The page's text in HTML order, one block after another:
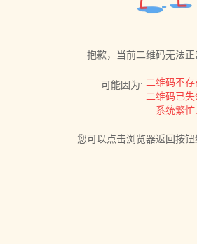
抱歉，当前二维码无法正
可能因为: 二维码不存
二维码已失
系统繁忙...
您可以点击浏览器返回按